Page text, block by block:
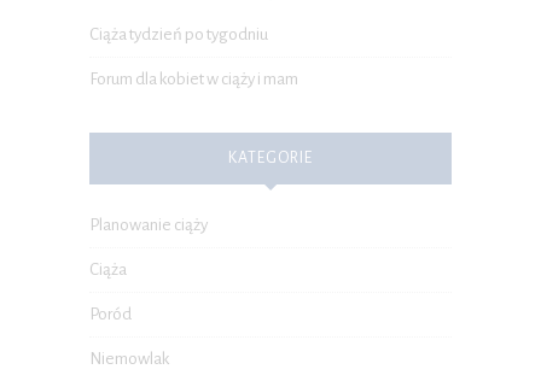
Ciąża tydzień po tygodniu
Forum dla kobiet w ciąży i mam
KATEGORIE
Planowanie ciąży
Ciąża
Poród
Niemowlak